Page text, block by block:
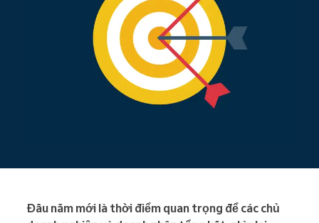
Đầu năm mới là thời điểm quan trọng để các chủ